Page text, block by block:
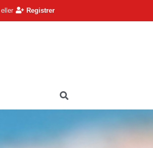
eller Registrer